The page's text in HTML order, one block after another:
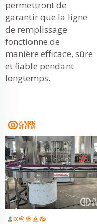
permettront de
garantir que la ligne
de remplissage
fonctionne de
manière efficace, sûre
et fiable pendant
longtemps.